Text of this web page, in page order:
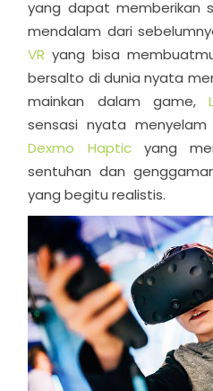
yang dapat memberikan
mendalam dari
VR yang bisa
bersalto di dunia nyata
mainkan dalam game,
sensasi nyata
Dexmo Hapticyang
sentuhan dan
yang begitu realistis.